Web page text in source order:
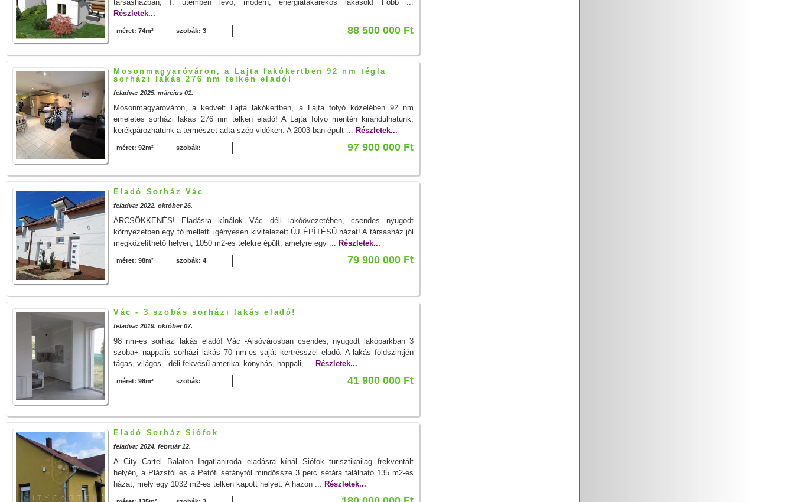
társasházban, I. ütemben lévő, modern, energiatakarékos lakások! Főbb ...
Részletek...
méret: 74m² szobák: 3 88 500 000 Ft
Mosonmagyaróváron, a Lajta lakókertben 92 nm tégla
sorházi lakás 276 nm telken eladó!
feladva: 2025. március 01.
Mosonmagyaróváron, a kedvelt Lajta lakókertben, a Lajta folyó közelében 92 nm
emeletes sorházi lakás 276 nm telken eladó! A Lajta folyó mentén kirándulhatunk,
kerékpározhatunk a természet adta szép vidéken. A 2003-ban épült ... Részletek...
méret: 92m² szobák: 97 900 000 Ft
Eladó Sorház Vác
feladva: 2022. október 26.
ÁRCSÖKKENÉS! Eladásra kínálok Vác déli lakóövezetében, csendes nyugodt
környezetben egy tó melletti igényesen kivitelezett ÚJ ÉPÍTÉSŰ házat! A társasház jól
megközelíthető helyen, 1050 m2-es telekre épült, amelyre egy ... Részletek...
méret: 98m² szobák: 4 79 900 000 Ft
Vác - 3 szobás sorházi lakás eladó!
feladva: 2019. október 07.
98 nm-es sorházi lakás eladó! Vác -Alsóvárosban csendes, nyugodt lakóparkban 3
szoba+ nappalis sorházi lakás 70 nm-es saját kertrésszel eladó. A lakás földszintjén
tágas, világos - déli fekvésű amerikai konyhás, nappali, ... Részletek...
méret: 98m² szobák: 41 900 000 Ft
Eladó Sorház Siófok
feladva: 2024. február 12.
A City Cartel Balaton Ingatlaniroda eladásra kínál Siófok turisztikailag frekventált
helyén, a Plázstól és a Petőfi sétánytól mindössze 3 perc sétára található 135 m2-es
házat, mely egy 1032 m2-es telken kapott helyet. A házon ... Részletek...